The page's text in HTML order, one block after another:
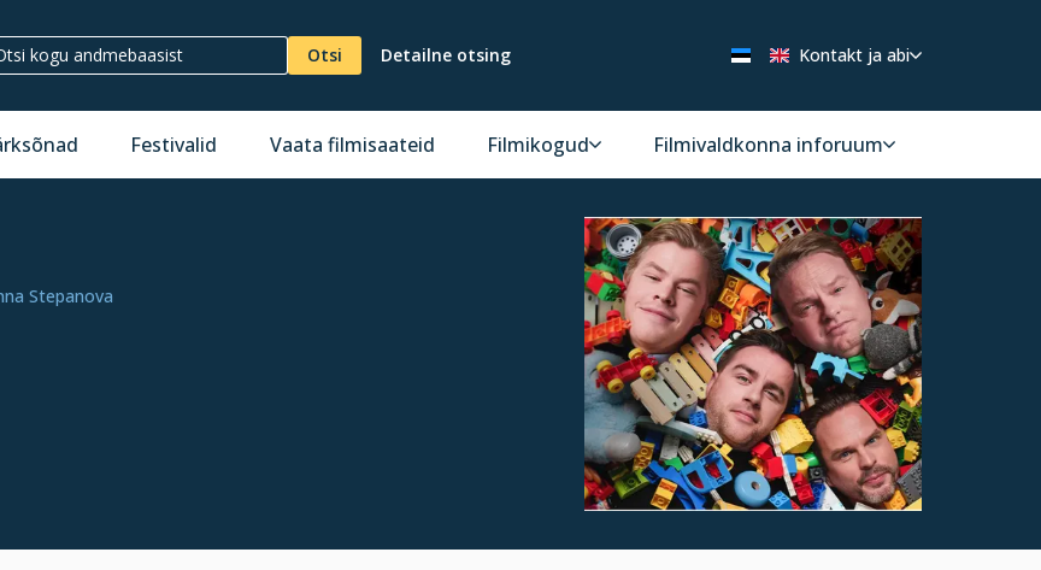
Otsi Detailne otsing Kontakt ja abi
Festivalid Vaata filmisaateid Filmikogud Filmivaldkonna inforuum
Stepanova